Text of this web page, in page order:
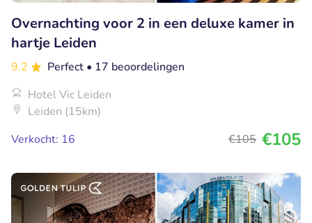
Overnachting voor 2 in een deluxe kamer in
hartje Leiden
9.2 Perfect • 17 beoordelingen
Hotel Vic Leiden
Leiden (15km)
Verkocht: 16
€105 €105